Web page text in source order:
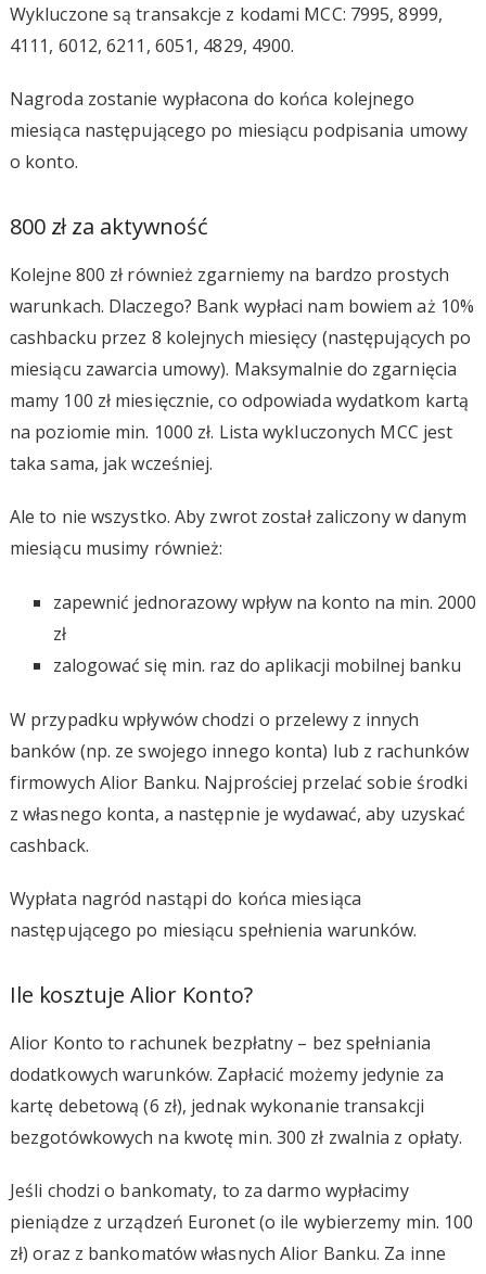
Wykluczone są transakcje z kodami MCC: 7995, 8999,
4111, 6012, 6211, 6051, 4829, 4900.
Nagroda zostanie wypłacona do końca kolejnego
miesiąca następującego po miesiącu podpisania umowy
o konto.
800 zł za aktywność
Kolejne 800 zł również zgarniemy na bardzo prostych
warunkach. Dlaczego? Bank wypłaci nam bowiem aż 10%
cashbacku przez 8 kolejnych miesięcy (następujących po
miesiącu zawarcia umowy). Maksymalnie do zgarnięcia
mamy 100 zł miesięcznie, co odpowiada wydatkom kartą
na poziomie min. 1000 zł. Lista wykluczonych MCC jest
taka sama, jak wcześniej.
Ale to nie wszystko. Aby zwrot został zaliczony w danym
miesiącu musimy również:
zapewnić jednorazowy wpływ na konto na min. 2000
zł
zalogować się min. raz do aplikacji mobilnej banku
W przypadku wpływów chodzi o przelewy z innych
banków (np. ze swojego innego konta) lub z rachunków
firmowych Alior Banku. Najprościej przelać sobie środki
z własnego konta, a następnie je wydawać, aby uzyskać
cashback.
Wypłata nagród nastąpi do końca miesiąca
następującego po miesiącu spełnienia warunków.
Ile kosztuje Alior Konto?
Alior Konto to rachunek bezpłatny – bez spełniania
dodatkowych warunków. Zapłacić możemy jedynie za
kartę debetową (6 zł), jednak wykonanie transakcji
bezgotówkowych na kwotę min. 300 zł zwalnia z opłaty.
Jeśli chodzi o bankomaty, to za darmo wypłacimy
pieniądze z urządzeń Euronet (o ile wybierzemy min. 100
zł) oraz z bankomatów własnych Alior Banku. Za inne